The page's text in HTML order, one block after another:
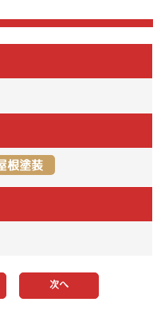
根塗装
次へ